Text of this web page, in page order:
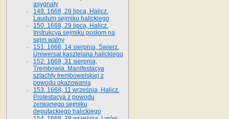
asygnaty
149. 1668, 28 lipca, Halicz.
Laudum sejmiku halickiego
150. 1668, 29 lipca, Halicz.
Instrukcya sejmiku posłom na
sejm walny
151. 1668, 14 sierpnia, Świerz.
Uniwersał kasztelana halickiego
152. 1668, 31 sierpnia,
Trembowla. Manifestacya
szlachty trembowelskiej z
powodu okazowania
153. 1668, 11 września, Halicz.
Protestacya z powodu
zerwanego sejmiku
deputackiego halickiego